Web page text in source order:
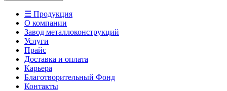
☰ Продукция
О компании
Завод металлоконструкций
Услуги
Прайс
Доставка и оплата
Карьера
Благотворительный Фонд
Контакты